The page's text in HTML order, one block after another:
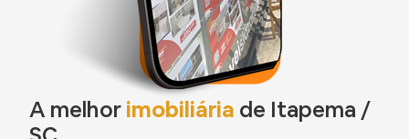
A melhorimobiliária de Itapema /